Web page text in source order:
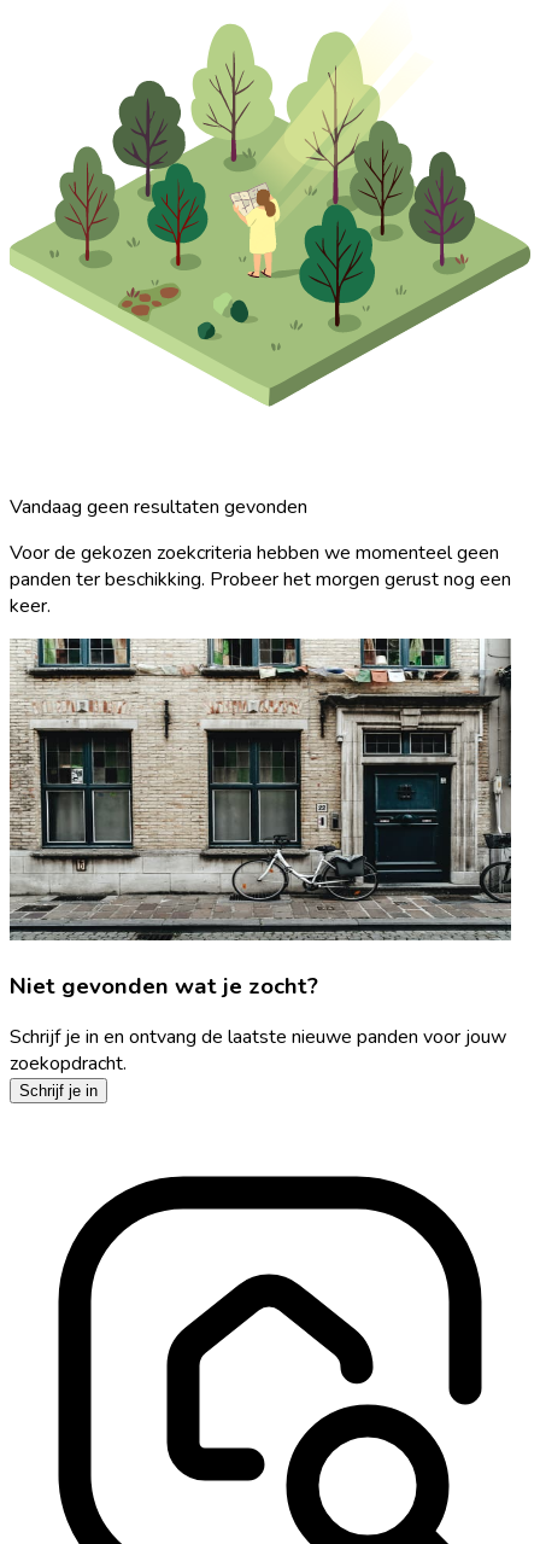
Vandaag geen resultaten gevonden
Voor de gekozen zoekcriteria hebben we momenteel geen
panden ter beschikking. Probeer het morgen gerust nog een
keer.
Niet gevonden wat je zocht?
Schrijf je in en ontvang de laatste nieuwe panden voor jouw
zoekopdracht.
Schrijf je in